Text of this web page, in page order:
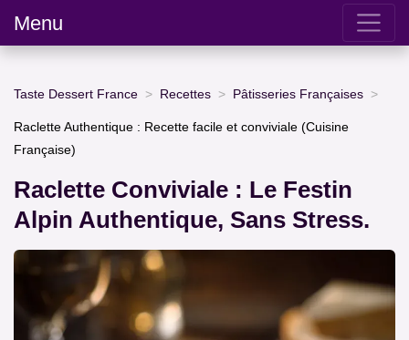
Menu
Taste Dessert France Recettes Pâtisseries Françaises
Raclette Authentique : Recette facile et conviviale (Cuisine
Française)
Raclette Conviviale : Le Festin
Alpin Authentique, Sans Stress.